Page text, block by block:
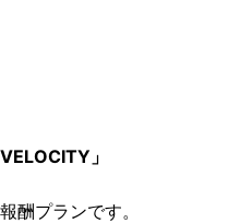
」
酬プランです。